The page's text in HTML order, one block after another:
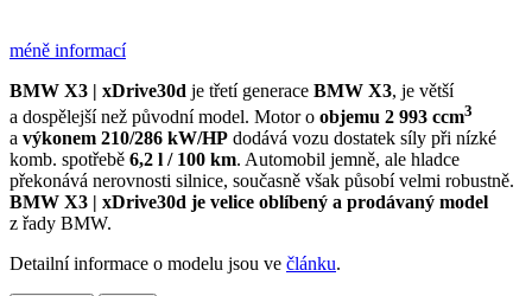
méně informací
BMW X3 | xDrive30d je třetí generace BMW X3, je větší
a dospělejší než původní model. Motor o objemu 2 993 ccm3
a výkonem 210/286 kW/HP dodává vozu dostatek síly při nízké
komb. spotřebě 6,2 l / 100 km. Automobil jemně, ale hladce
překonává nerovnosti silnice, současně však působí velmi robustně.
BMW X3 | xDrive30d je velice oblíbený a prodávaný model
z řady BMW.
Detailní informace o modelu jsou ve článku.